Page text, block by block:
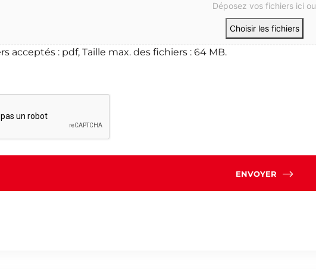
Déposez vos fichiers ici ou
Choisir les fichiers
acceptés : pdf, Taille max. des fichiers : 64 MB.
ENVOYER